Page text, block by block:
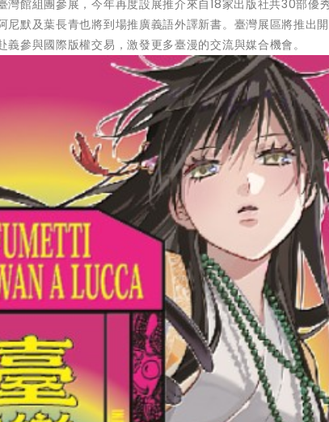
館組團參展，今年再度設展推介來自18家出版社共30部優
默及葉長青也將到場推廣義語外譯新書。臺灣展區將推出
參與國際版權交易，激發更多臺漫的交流與媒合機會。